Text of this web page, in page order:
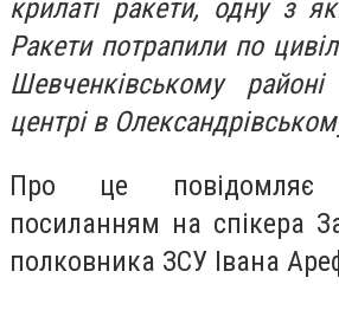
крилаті ракети, одну з
Ракети потрапили по
Шевченківському
центрі в
Про це повідомляє
посиланням на спікера
полковника ЗСУ Івана